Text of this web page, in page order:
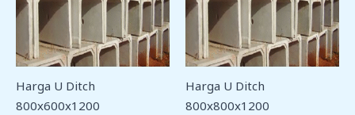
Harga U Ditch
800x600x1200
Harga U Ditch
800x800x1200